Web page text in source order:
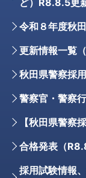
ど）R8.8.5更
令和８年度秋
更新情報一覧
秋田県警察採
警察官・警察
【秋田県警察
合格発表（
採用試験情報